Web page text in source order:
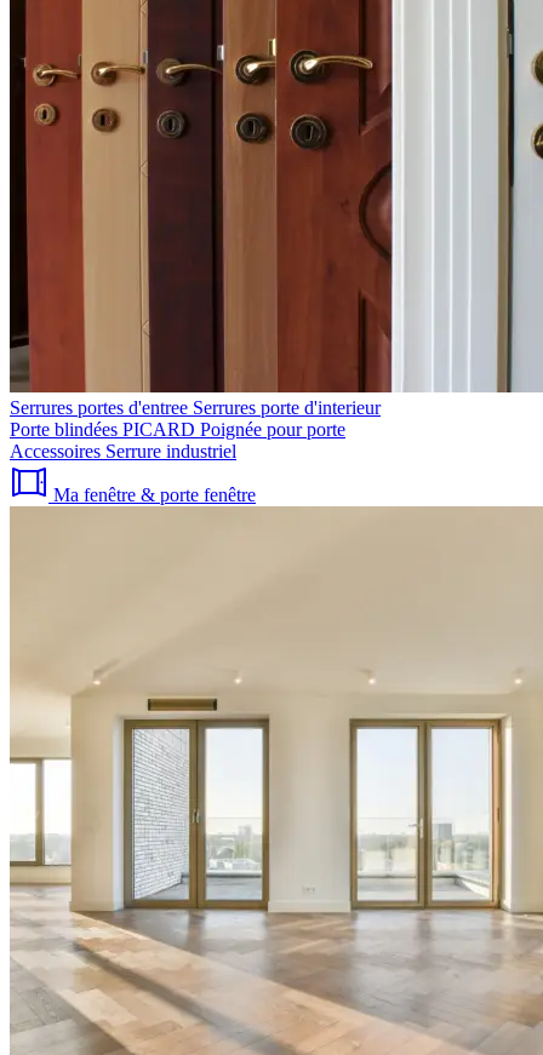
Serrures portes d'entree Serrures porte d'interieur
Porte blindées PICARD Poignée pour porte
Accessoires Serrure industriel
Ma fenêtre & porte fenêtre